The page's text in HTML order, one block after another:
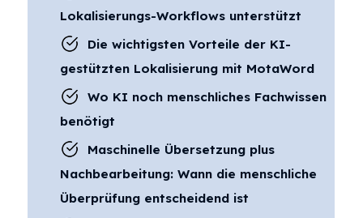
Lokalisierungs-Workflows unterstützt
Die wichtigsten Vorteile der KI-
gestützten Lokalisierung mit MotaWord
Wo KI noch menschliches Fachwissen
benötigt
Maschinelle Übersetzung plus
Nachbearbeitung: Wann die menschliche
Überprüfung entscheidend ist